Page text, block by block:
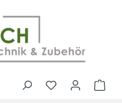
Du hast 0